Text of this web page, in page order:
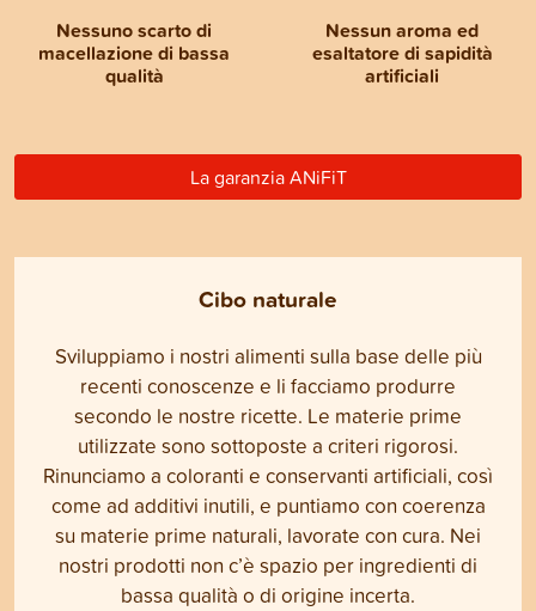
Nessuno scarto di
macellazione di bassa
qualità
Nessun aroma ed
esaltatore di sapidità
artificiali
La garanzia ANiFiT
Cibo naturale
Sviluppiamo i nostri alimenti sulla base delle più
recenti conoscenze e li facciamo produrre
secondo le nostre ricette. Le materie prime
utilizzate sono sottoposte a criteri rigorosi.
Rinunciamo a coloranti e conservanti artificiali, così
come ad additivi inutili, e puntiamo con coerenza
su materie prime naturali, lavorate con cura. Nei
nostri prodotti non c’è spazio per ingredienti di
bassa qualità o di origine incerta.